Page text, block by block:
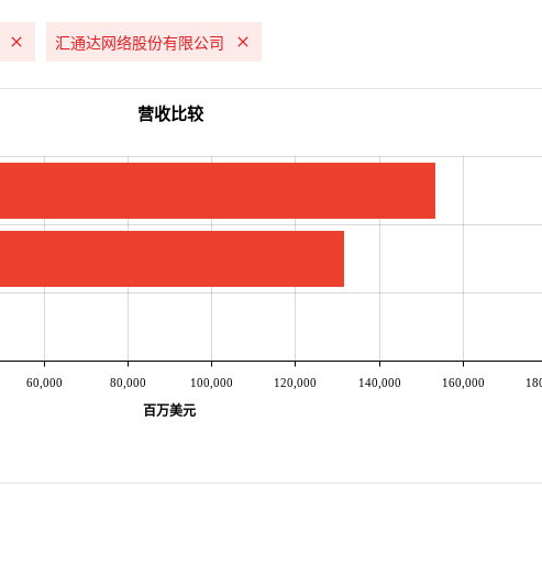
汇通达网络股份有限公司
60,000 80,000 100,000 120,000 140,000 160,000
百万美元
营收比较